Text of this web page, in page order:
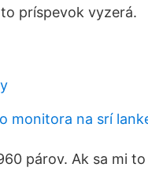
príspevok vyzerá.
monitora na srí
párov. Ak sa mi